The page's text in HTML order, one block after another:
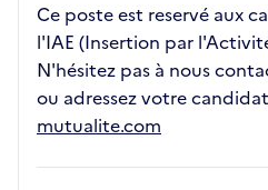
Ce poste est reservé aux
l'IAE (Insertion par
N'hésitez pas à nous
ou adressez votre
mutualite.com